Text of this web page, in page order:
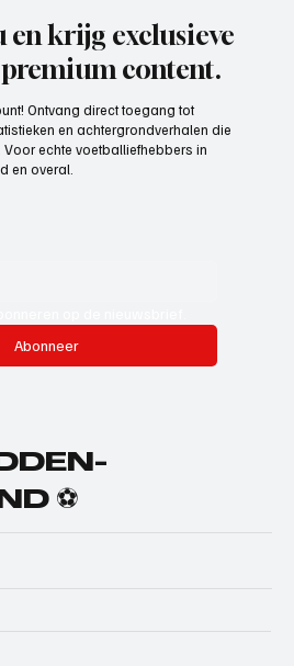
en krijg exclusieve
content.
Ontvang direct toegang tot
en achtergrondverhalen die
echte voetballiefhebbers in
en overal.
Abonneer
⚽